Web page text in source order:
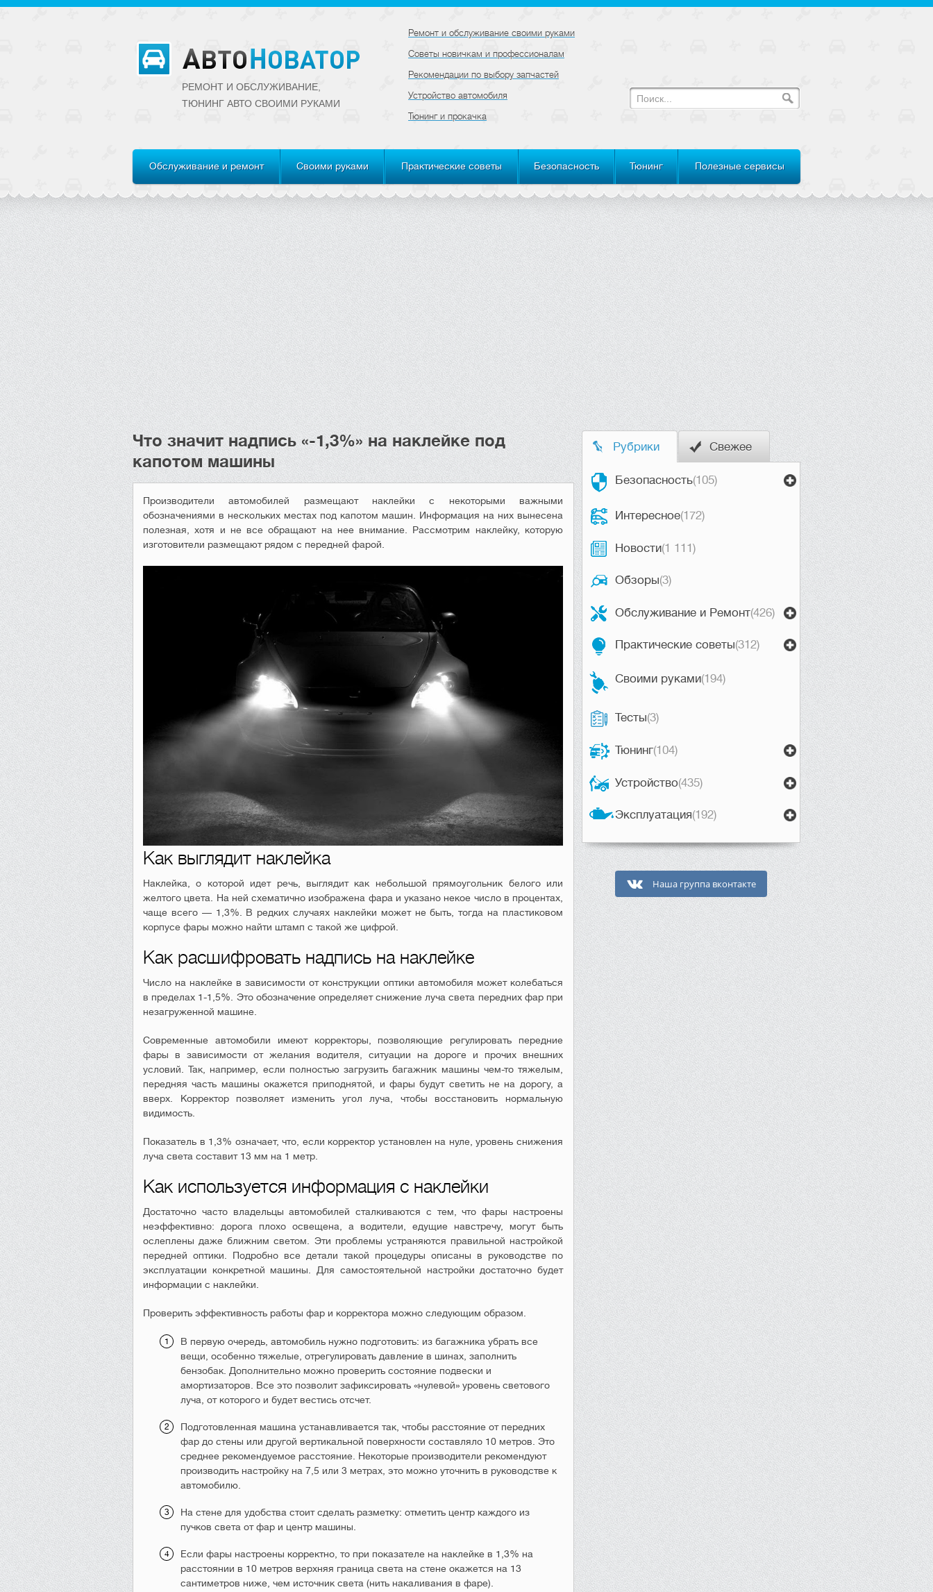
РЕМОНТ И ОБСЛУЖИВАНИЕ,
ТЮНИНГ АВТО CВОИМИ РУКАМИ
Ремонт и обслуживание своими руками
Советы новичкам и профессионалам
Рекомендации по выбору запчастей
Устройство автомобиля
Тюнинг и прокачка
Обслуживание и ремонт Своими руками Практические советы Безопасность Тюнинг Полезные сервисы
Что значит надпись «-1,3%» на наклейке под
капотом машины
Производители автомобилей размещают наклейки с некоторыми важными
обозначениями в нескольких местах под капотом машин. Информация на них вынесена
полезная, хотя и не все обращают на нее внимание. Рассмотрим наклейку, которую
изготовители размещают рядом с передней фарой.
Как выглядит наклейка
Наклейка, о которой идет речь, выглядит как небольшой прямоугольник белого или
желтого цвета. На ней схематично изображена фара и указано некое число в процентах,
чаще всего — 1,3%. В редких случаях наклейки может не быть, тогда на пластиковом
корпусе фары можно найти штамп с такой же цифрой.
Как расшифровать надпись на наклейке
Число на наклейке в зависимости от конструкции оптики автомобиля может колебаться
в пределах 1-1,5%. Это обозначение определяет снижение луча света передних фар при
незагруженной машине.
Современные автомобили имеют корректоры, позволяющие регулировать передние
фары в зависимости от желания водителя, ситуации на дороге и прочих внешних
условий. Так, например, если полностью загрузить багажник машины чем-то тяжелым,
передняя часть машины окажется приподнятой, и фары будут светить не на дорогу, а
вверх. Корректор позволяет изменить угол луча, чтобы восстановить нормальную
видимость.
Показатель в 1,3% означает, что, если корректор установлен на нуле, уровень снижения
луча света составит 13 мм на 1 метр.
Как используется информация с наклейки
Достаточно часто владельцы автомобилей сталкиваются с тем, что фары настроены
неэффективно: дорога плохо освещена, а водители, едущие навстречу, могут быть
ослеплены даже ближним светом. Эти проблемы устраняются правильной настройкой
передней оптики. Подробно все детали такой процедуры описаны в руководстве по
эксплуатации конкретной машины. Для самостоятельной настройки достаточно будет
информации с наклейки.
Проверить эффективность работы фар и корректора можно следующим образом.
В первую очередь, автомобиль нужно подготовить: из багажника убрать все
вещи, особенно тяжелые, отрегулировать давление в шинах, заполнить
бензобак. Дополнительно можно проверить состояние подвески и
амортизаторов. Все это позволит зафиксировать «нулевой» уровень светового
луча, от которого и будет вестись отсчет.
Подготовленная машина устанавливается так, чтобы расстояние от передних
фар до стены или другой вертикальной поверхности составляло 10 метров. Это
среднее рекомендуемое расстояние. Некоторые производители рекомендуют
производить настройку на 7,5 или 3 метрах, это можно уточнить в руководстве к
автомобилю.
На стене для удобства стоит сделать разметку: отметить центр каждого из
пучков света от фар и центр машины.
Если фары настроены корректно, то при показателе на наклейке в 1,3% на
расстоянии в 10 метров верхняя граница света на стене окажется на 13
сантиметров ниже, чем источник света (нить накаливания в фаре).
Рубрики Свежее
Безопасность(105)
Интересное(172)
Новости(1 111)
Обзоры(3)
Обслуживание и Ремонт(426)
Практические советы(312)
Своими руками(194)
Тесты(3)
Тюнинг(104)
Устройство(435)
Эксплуатация(192)
Наша группа вконтакте